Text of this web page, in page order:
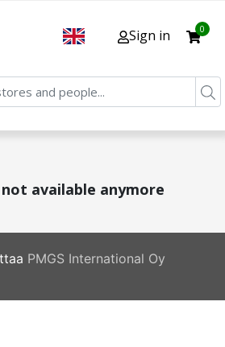
Sign in 0
available anymore
PMGS International Oy